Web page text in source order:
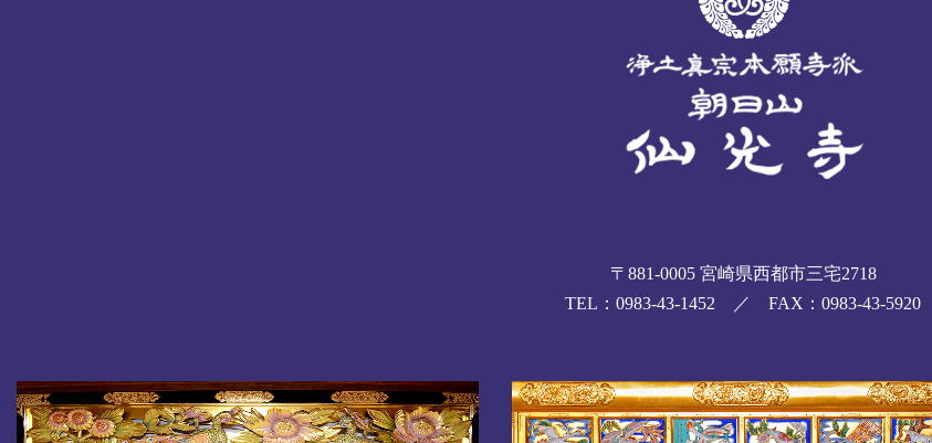
〒881-0005 宮崎県西都市三宅2718
TEL：0983-43-1452 ／ FAX：0983-43-5920